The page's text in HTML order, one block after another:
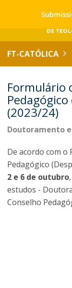
FT-CATÓLICA
Formulário
(2023/24)
Doutoramento
De acordo com o
Pedagógico
2 e 6 de outubro
estudos -
Conselho